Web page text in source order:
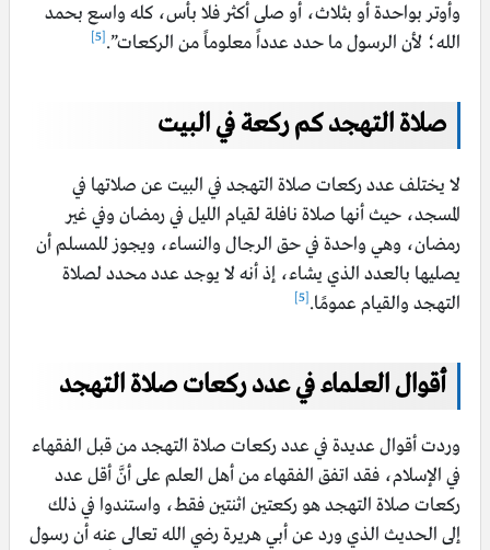
وأوتر بواحدة أو بثلاث، أو صلى أكثر فلا بأس، كله واسع بحمد
الله؛ لأن الرسول ما حدد عدداً معلوماً من الركعات”.[5]
صلاة التهجد كم ركعة في البيت
لا يختلف عدد ركعات صلاة التهجد في البيت عن صلاتها في
المسجد، حيث أنها صلاة نافلة لقيام الليل في رمضان وفي غير
رمضان، وهي واحدة في حق الرجال والنساء، ويجوز للمسلم أن
يصليها بالعدد الذي يشاء، إذ أنه لا يوجد عدد محدد لصلاة
التهجد والقيام عمومًا.[5]
أقوال العلماء في عدد ركعات صلاة التهجد
وردت أقوال عديدة في عدد ركعات صلاة التهجد من قبل الفقهاء
في الإسلام، فقد اتفق الفقهاء من أهل العلم على أنَّ أقل عدد
ركعات صلاة التهجد هو ركعتين اثنتين فقط، واستندوا في ذلك
إلى الحديث الذي ورد عن أبي هريرة رضي الله تعالى عنه أن رسول